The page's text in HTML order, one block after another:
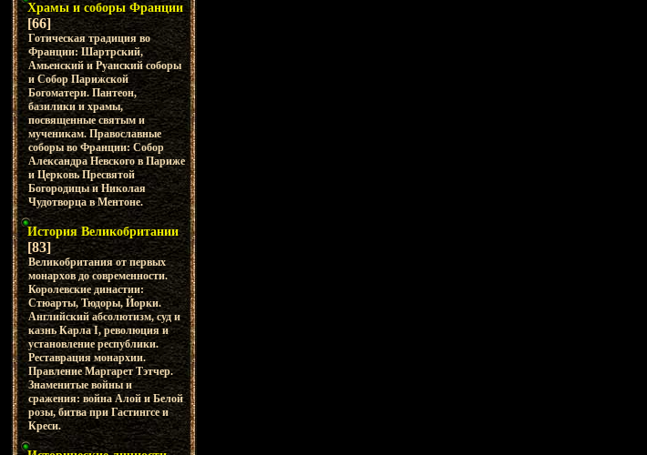
Храмы и соборы Франции
[66]
Готическая традиция во
Франции: Шартрский,
Амьенский и Руанский соборы
и Собор Парижской
Богоматери. Пантеон,
базилики и храмы,
посвященные святым и
мученикам. Православные
соборы во Франции: Собор
Александра Невского в Париже
и Церковь Пресвятой
Богородицы и Николая
Чудотворца в Ментоне.
История Великобритании
[83]
Великобритания от первых
монархов до современности.
Королевские династии:
Стюарты, Тюдоры, Йорки.
Английский абсолютизм, суд и
казнь Карла I, революция и
установление республики.
Реставрация монархии.
Правление Маргарет Тэтчер.
Знаменитые войны и
сражения: война Алой и Белой
розы, битва при Гастингсе и
Креси.